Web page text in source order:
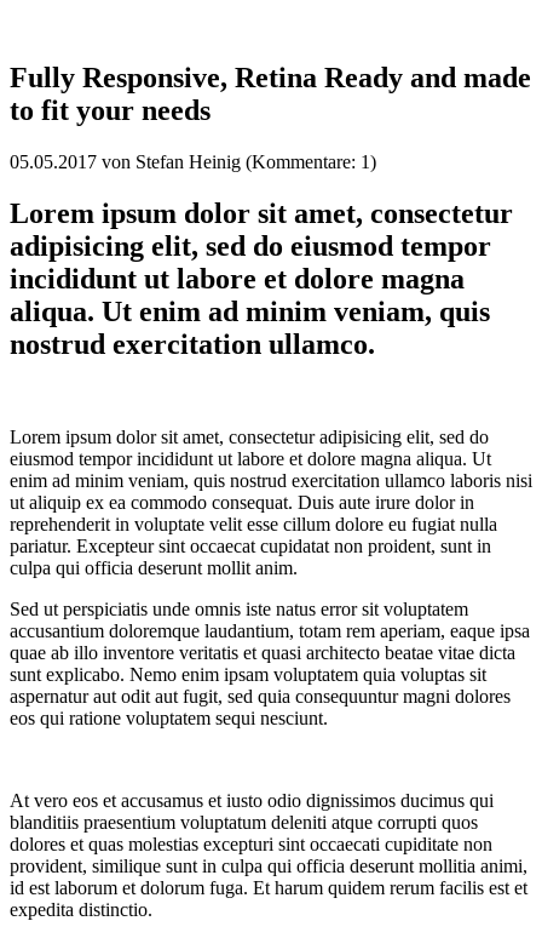
Fully Responsive, Retina Ready and made
to fit your needs
05.05.2017 von Stefan Heinig (Kommentare: 1)
Lorem ipsum dolor sit amet, consectetur
adipisicing elit, sed do eiusmod tempor
incididunt ut labore et dolore magna
aliqua. Ut enim ad minim veniam, quis
nostrud exercitation ullamco.
Lorem ipsum dolor sit amet, consectetur adipisicing elit, sed do
eiusmod tempor incididunt ut labore et dolore magna aliqua. Ut
enim ad minim veniam, quis nostrud exercitation ullamco laboris nisi
ut aliquip ex ea commodo consequat. Duis aute irure dolor in
reprehenderit in voluptate velit esse cillum dolore eu fugiat nulla
pariatur. Excepteur sint occaecat cupidatat non proident, sunt in
culpa qui officia deserunt mollit anim.
Sed ut perspiciatis unde omnis iste natus error sit voluptatem
accusantium doloremque laudantium, totam rem aperiam, eaque ipsa
quae ab illo inventore veritatis et quasi architecto beatae vitae dicta
sunt explicabo. Nemo enim ipsam voluptatem quia voluptas sit
aspernatur aut odit aut fugit, sed quia consequuntur magni dolores
eos qui ratione voluptatem sequi nesciunt.
At vero eos et accusamus et iusto odio dignissimos ducimus qui
blanditiis praesentium voluptatum deleniti atque corrupti quos
dolores et quas molestias excepturi sint occaecati cupiditate non
provident, similique sunt in culpa qui officia deserunt mollitia animi,
id est laborum et dolorum fuga. Et harum quidem rerum facilis est et
expedita distinctio.